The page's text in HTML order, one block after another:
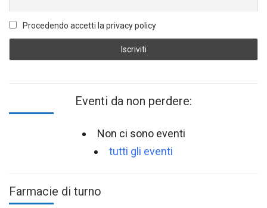
Procedendo accetti la privacy policy
Eventi da non perdere:
Non ci sono eventi
tutti gli eventi
Farmacie di turno